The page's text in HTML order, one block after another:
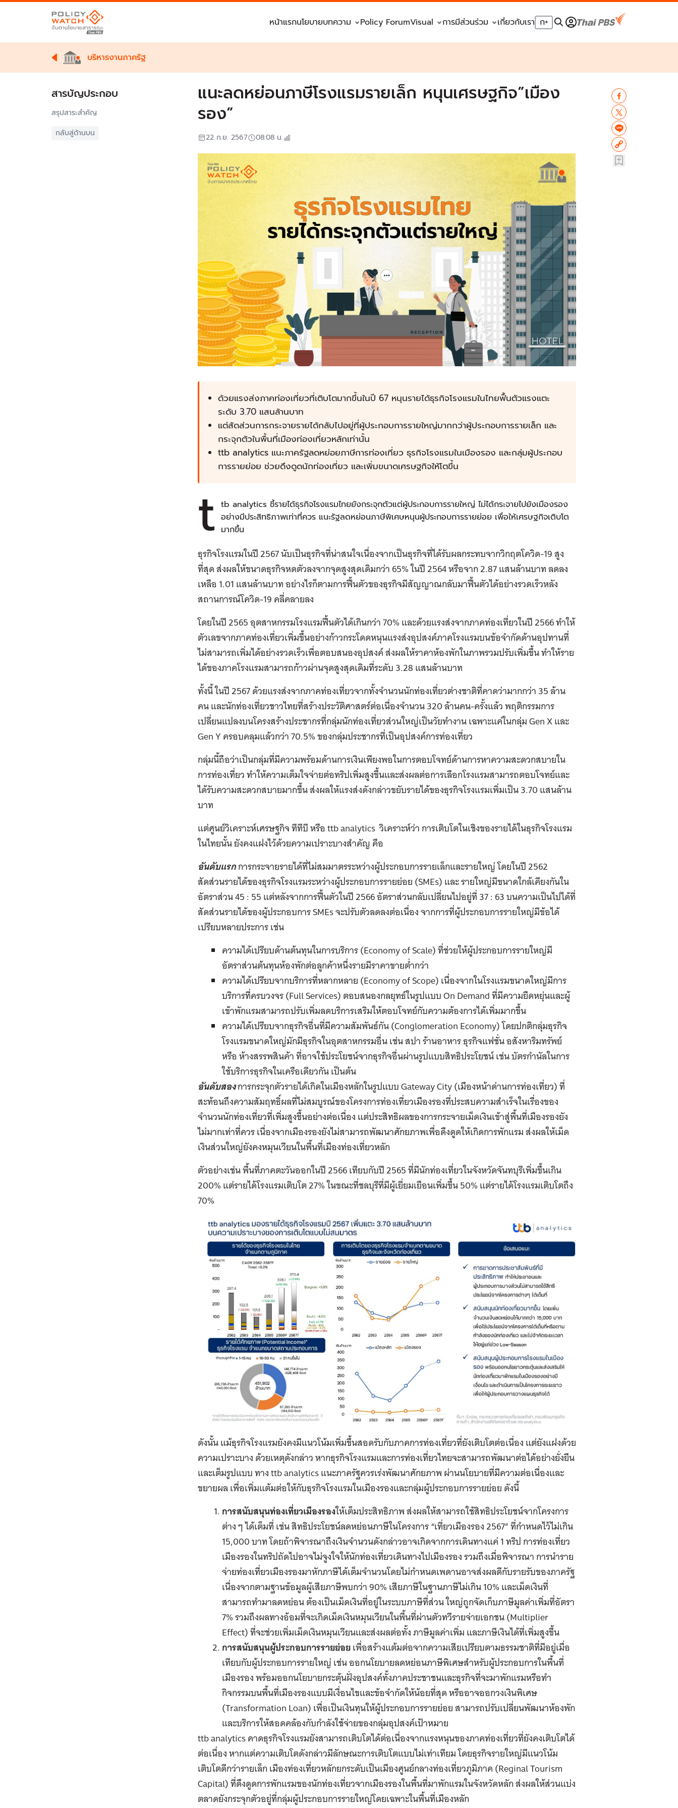
หน้าแรกนโยบายบทความ Policy ForumVisual การมีส่วนร่วม เกี่ยวกับเรา ก+
บริหารงานภาครัฐ
สารบัญประกอบ
สรุปสาระสำคัญ
กลับสู่ด้านบน
แนะลดหย่อนภาษีโรงแรมรายเล็ก หนุนเศรษฐกิจ”เมือง
รอง”
22 ก.ย. 2567 08:08 น.
ด้วยแรงส่งภาคท่องเที่ยวที่เติบโตมากขึ้นในปี 67 หนุนรายได้ธุรกิจโรงแรมในไทยฟื้นตัวแรงแตะ
ระดับ 3.70 แสนล้านบาท
แต่สัดส่วนการกระจายรายได้กลับไปอยู่ที่ผู้ประกอบการรายใหญ่มากกว่าผู้ประกอบการรายเล็ก และ
กระจุกตัวในพื้นที่เมืองท่องเที่ยวหลักเท่านั้น
ttb analytics แนะภาครัฐลดหย่อยภาษีการท่องเที่ยว ธุรกิจโรงแรมในเมืองรอง และกลุ่มผู้ประกอบ
การรายย่อย ช่วยดึงดูดนักท่องเที่ยว และเพิ่มขนาดเศรษฐกิจให้โตขึ้น
t tb analytics ชี้รายได้ธุรกิจโรงแรมไทยยังกระจุกตัวแต่ผู้ประกอบการรายใหญ่ ไม่ได้กระจายไปยังเมืองรอง
อย่างมีประสิทธิภาพเท่าที่ควร แนะรัฐลดหย่อนภาษีพิเศษหนุนผู้ประกอบการรายย่อย เพื่อให้เศรษฐกิจเติบโต
มากขึ้น
ธุรกิจโรงแรมในปี 2567 นับเป็นธุรกิจที่น่าสนใจเนื่องจากเป็นธุรกิจที่ได้รับผลกระทบจากวิกฤตโควิด-19 สูง
ที่สุด ส่งผลให้ขนาดธุรกิจหดตัวลงจากจุดสูงสุดเดิมกว่า 65% ในปี 2564 หรือจาก 2.87 แสนล้านบาท ลดลง
เหลือ 1.01 แสนล้านบาท อย่างไรก็ตามการฟื้นตัวของธุรกิจมีสัญญาณกลับมาฟื้นตัวได้อย่างรวดเร็วหลัง
สถานการณ์โควิด-19 คลี่คลายลง
โดยในปี 2565 อุตสาหกรรมโรงแรมฟื้นตัวได้เกินกว่า 70% และด้วยแรงส่งจากภาคท่องเที่ยวในปี 2566 ทำให้
ตัวเลขจากภาคท่องเที่ยวเพิ่มขึ้นอย่างก้าวกระโดดหนุนแรงส่งอุปสงค์ภาคโรงแรมบนข้อจำกัดด้านอุปทานที่
ไม่สามารถเพิ่มได้อย่างรวดเร็วเพื่อตอบสนองอุปสงค์ ส่งผลให้ราคาห้องพักในภาพรวมปรับเพิ่มขึ้น ทำให้ราย
ได้ของภาคโรงแรมสามารถก้าวผ่านจุดสูงสุดเดิมที่ระดับ 3.28 แสนล้านบาท
ทั้งนี้ ในปี 2567 ด้วยแรงส่งจากภาคท่องเที่ยวจากทั้งจำนวนนักท่องเที่ยวต่างชาติที่คาดว่ามากกว่า 35 ล้าน
คน และนักท่องเที่ยวชาวไทยที่สร้างประวัติศาสตร์ต่อเนื่องจำนวน 320 ล้านคน-ครั้งแล้ว พฤติกรรมการ
เปลี่ยนแปลงบนโครงสร้างประชากรที่กลุ่มนักท่องเที่ยวส่วนใหญ่เป็นวัยทำงาน เฉพาะแค่ในกลุ่ม Gen X และ
Gen Y ครอบคลุมแล้วกว่า 70.5% ของกลุ่มประชากรที่เป็นอุปสงค์การท่องเที่ยว
กลุ่มนี้ถือว่าเป็นกลุ่มที่มีความพร้อมด้านการเงินเพียงพอในการตอบโจทย์ด้านการหาความสะดวกสบายใน
การท่องเที่ยว ทำให้ความเต็มใจจ่ายต่อทริปเพิ่มสูงขึ้นและส่งผลต่อการเลือกโรงแรมสามารถตอบโจทย์และ
ได้รับความสะดวกสบายมากขึ้น ส่งผลให้แรงส่งดังกล่าวขยับรายได้ของธุรกิจโรงแรมเพิ่มเป็น 3.70 แสนล้าน
บาท
แต่ศูนย์วิเคราะห์เศรษฐกิจ ทีทีบี หรือ ttb analytics วิเคราะห์ว่า การเติบโตในเชิงของรายได้ในธุรกิจโรงแรม
ในไทยนั้น ยังคงแฝงไว้ด้วยความเปราะบางสำคัญ คือ
อันดับแรกการกระจายรายได้ที่ไม่สมมาตรระหว่างผู้ประกอบการรายเล็กและรายใหญ่ โดยในปี 2562
สัดส่วนรายได้ของธุรกิจโรงแรมระหว่างผู้ประกอบการรายย่อย (SMEs) และ รายใหญ่มีขนาดใกล้เคียงกันใน
อัตราส่วน 45 : 55 แต่หลังจากการฟื้นตัวในปี 2566 อัตราส่วนกลับเปลี่ยนไปอยู่ที่ 37 : 63 บนความเป็นไปได้ที่
สัดส่วนรายได้ของผู้ประกอบการ SMEs จะปรับตัวลดลงต่อเนื่อง จากการที่ผู้ประกอบการรายใหญ่มีข้อได้
เปรียบหลายประการ เช่น
ความได้เปรียบด้านต้นทุนในการบริการ (Economy of Scale) ที่ช่วยให้ผู้ประกอบการรายใหญ่มี
อัตราส่วนต้นทุนห้องพักต่อลูกค้าหนึ่งรายมีราคาขายต่ำกว่า
ความได้เปรียบจากบริการที่หลากหลาย (Economy of Scope) เนื่องจากในโรงแรมขนาดใหญ่มีการ
บริการที่ครบวงจร (Full Services) ตอบสนองกลยุทธ์ในรูปแบบ On Demand ที่มีความยืดหยุ่นและผู้
เข้าพักแรมสามารถปรับเพิ่มลดบริการเสริมให้ตอบโจทย์กับความต้องการได้เพิ่มมากขึ้น
ความได้เปรียบจากธุรกิจอื่นที่มีความสัมพันธ์กัน (Conglomeration Economy) โดยปกติกลุ่มธุรกิจ
โรงแรมขนาดใหญ่มักมีธุรกิจในอุตสาหกรรมอื่น เช่น สปา ร้านอาหาร ธุรกิจแฟชั่น อสังหาริมทรัพย์
หรือ ห้างสรรพสินค้า ที่อาจใช้ประโยชน์จากธุรกิจอื่นผ่านรูปแบบสิทธิประโยชน์ เช่น บัตรกำนัลในการ
ใช้บริการธุรกิจในเครือเดียวกัน เป็นต้น
อันดับสองการกระจุกตัวรายได้เกิดในเมืองหลักในรูปแบบ Gateway City (เมืองหน้าด่านการท่องเที่ยว) ที่
สะท้อนถึงความสัมฤทธิ์ผลที่ไม่สมบูรณ์ของโครงการท่องเที่ยวเมืองรองที่ประสบความสำเร็จในเรื่องของ
จำนวนนักท่องเที่ยวที่เพิ่มสูงขึ้นอย่างต่อเนื่อง แต่ประสิทธิผลของการกระจายเม็ดเงินเข้าสู่พื้นที่เมืองรองยัง
ไม่มากเท่าที่ควร เนื่องจากเมืองรองยังไม่สามารถพัฒนาศักยภาพเพื่อดึงดูดให้เกิดการพักแรม ส่งผลให้เม็ด
เงินส่วนใหญ่ยังคงหมุนเวียนในพื้นที่เมืองท่องเที่ยวหลัก
ตัวอย่างเช่น พื้นที่ภาคตะวันออกในปี 2566 เทียบกับปี 2565 ที่มีนักท่องเที่ยวในจังหวัดจันทบุรีเพิ่มขึ้นเกิน
200% แต่รายได้โรงแรมเติบโต 27% ในขณะที่ชลบุรีที่มีผู้เยี่ยมเยือนเพิ่มขึ้น 50% แต่รายได้โรงแรมเติบโตถึง
70%
ดังนั้น แม้ธุรกิจโรงแรมยังคงมีแนวโน้มเพิ่มขึ้นสอดรับกับภาคการท่องเที่ยวที่ยังเติบโตต่อเนื่อง แต่ยังแฝงด้วย
ความเปราะบาง ด้วยเหตุดังกล่าว หากธุรกิจโรงแรมและการท่องเที่ยวไทยจะสามารถพัฒนาต่อได้อย่างยั่งยืน
และเต็มรูปแบบ ทาง ttb analytics แนะภาครัฐควรเร่งพัฒนาศักยภาพ ผ่านนโยบายที่มีความต่อเนื่องและ
ขยายผล เพื่อเพิ่มแต้มต่อให้กับธุรกิจโรงแรมในเมืองรองและกลุ่มผู้ประกอบการรายย่อย ดังนี้
การสนับสนุนท่องเที่ยวเมืองรองให้เต็มประสิทธิภาพ ส่งผลให้สามารถใช้สิทธิประโยชน์จากโครงการ
ต่าง ๆ ได้เต็มที่ เช่น สิทธิประโยชน์ลดหย่อนภาษีในโครงการ “เที่ยวเมืองรอง 2567” ที่กำหนดไว้ไม่เกิน
15,000 บาท โดยถ้าพิจารณาถึงเงินจำนวนดังกล่าวอาจเกิดจากการเดินทางแค่ 1 ทริป การท่องเที่ยว
เมืองรองในทริปถัดไปอาจไม่จูงใจให้นักท่องเที่ยวเดินทางไปเมืองรอง รวมถึงเมื่อพิจารณา การนำราย
จ่ายท่องเที่ยวเมืองรองมาหักภาษีได้เต็มจำนวนโดยไม่กำหนดเพดานอาจส่งผลดีกับรายรับของภาครัฐ
เนื่องจากตามฐานข้อมูลผู้เสียภาษีพบกว่า 90% เสียภาษีในฐานภาษีไม่เกิน 10% และเม็ดเงินที่
สามารถทำมาลดหย่อน ต้องเป็นเม็ดเงินที่อยู่ในระบบภาษีที่ส่วน ใหญ่ถูกจัดเก็บภาษีมูลค่าเพิ่มที่อัตรา
7% รวมถึงผลทางอ้อมที่จะเกิดเม็ดเงินหมุนเวียนในพื้นที่ผ่านตัวทวีรายจ่ายเอกชน (Multiplier
Effect) ที่จะช่วยเพิ่มเม็ดเงินหมุนเวียนและส่งผลต่อทั้ง ภาษีมูลค่าเพิ่ม และภาษีเงินได้ที่เพิ่มสูงขึ้น
การสนับสนุนผู้ประกอบการรายย่อยเพื่อสร้างแต้มต่อจากความเสียเปรียบตามธรรมชาติที่มีอยู่เมื่อ
เทียบกับผู้ประกอบการรายใหญ่ เช่น ออกนโยบายลดหย่อนภาษีพิเศษสำหรับผู้ประกอบการในพื้นที่
เมืองรอง พร้อมออกนโยบายกระตุ้นฝั่งอุปสงค์ทั้งภาคประชาชนและธุรกิจที่จะมาพักแรมหรือทำ
กิจกรรมบนพื้นที่เมืองรองแบบมีเงื่อนไขและข้อจำกัดให้น้อยที่สุด หรืออาจออกวงเงินพิเศษ
(Transformation Loan) เพื่อเป็นเงินทุนให้ผู้ประกอบการรายย่อย สามารถปรับเปลี่ยนพัฒนาห้องพัก
และบริการให้สอดคล้องกับกำลังใช้จ่ายของกลุ่มอุปสงค์เป้าหมาย
ttb analytics คาดธุรกิจโรงแรมยังสามารถเติบโตได้ต่อเนื่องจากแรงหนุนของภาคท่องเที่ยวที่ยังคงเติบโตได้
ต่อเนื่อง หากแต่ความเติบโตดังกล่าวมีลักษณะการเติบโตแบบไม่เท่าเทียม โดยธุรกิจรายใหญ่มีแนวโน้ม
เติบโตดีกว่ารายเล็ก เมืองท่องเที่ยวหลักยกระดับเป็นเมืองศูนย์กลางท่องเที่ยวภูมิภาค (Reginal Tourism
Capital) ที่ดึงดูดการพักแรมของนักท่องเที่ยวจากเมืองรองในพื้นที่มาพักแรมในจังหวัดหลัก ส่งผลให้ส่วนแบ่ง
ตลาดยังกระจุกตัวอยู่ที่กลุ่มผู้ประกอบการรายใหญ่โดยเฉพาะในพื้นที่เมืองหลัก